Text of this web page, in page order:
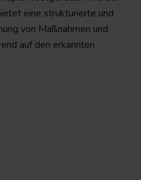
eine strukturierte und
von Maßnahmen und
auf den erkannten